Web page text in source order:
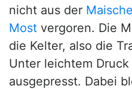
nicht aus der Maische
Most vergoren. Die
die Kelter, also die
Unter leichtem
ausgepresst. Dabei